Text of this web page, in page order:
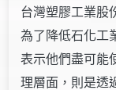
台灣塑膠工業股
為了降低石化工
表示他們盡可能
理層面，則是透